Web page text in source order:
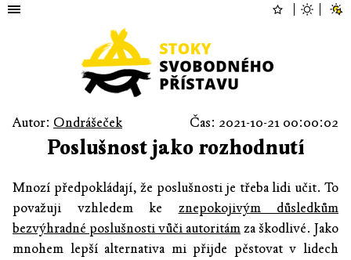
Autor: Ondrášeček Čas: 2021-10-21 00:00:02
Poslušnost jako rozhodnutí
Mnozí předpokládají, že poslušnosti je třeba lidi učit. To
považuji vzhledem ke znepokojivým důsledkům
bezvýhradné poslušnosti vůči autoritámza škodlivé. Jako
mnohem lepší alternativa mi přijde pěstovat v lidech